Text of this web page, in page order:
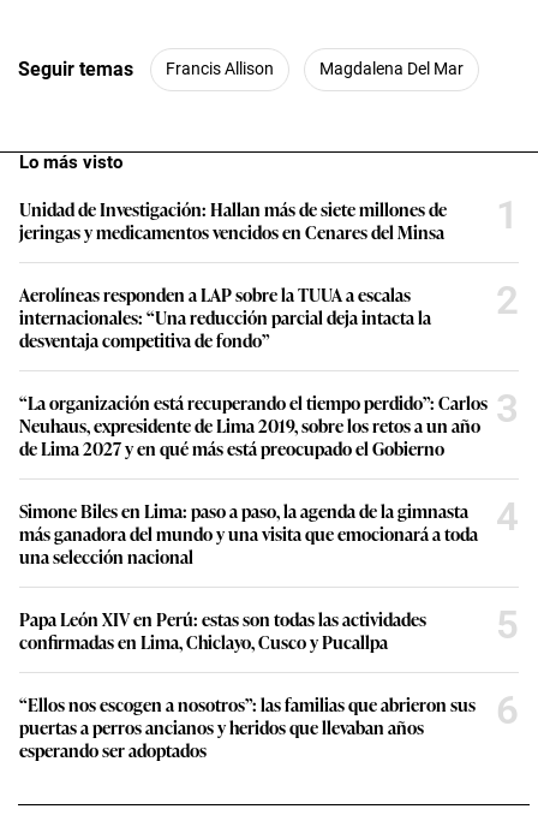
Seguir temas Francis Allison Magdalena Del Mar
Lo más visto
Unidad de Investigación: Hallan más de siete millones de
jeringas y medicamentos vencidos en Cenares del Minsa
1
Aerolíneas responden a LAP sobre la TUUA a escalas
internacionales: “Una reducción parcial deja intacta la
desventaja competitiva de fondo”
2
“La organización está recuperando el tiempo perdido”: Carlos
Neuhaus, expresidente de Lima 2019, sobre los retos a un año
de Lima 2027 y en qué más está preocupado el Gobierno
3
Simone Biles en Lima: paso a paso, la agenda de la gimnasta
más ganadora del mundo y una visita que emocionará a toda
una selección nacional
4
Papa León XIV en Perú: estas son todas las actividades
confirmadas en Lima, Chiclayo, Cusco y Pucallpa
5
“Ellos nos escogen a nosotros”: las familias que abrieron sus
puertas a perros ancianos y heridos que llevaban años
esperando ser adoptados
6